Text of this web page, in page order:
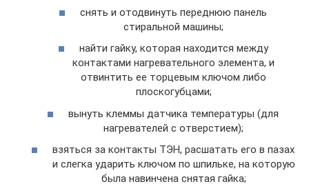
снять и отодвинуть переднюю панель
стиральной машины;
найти гайку, которая находится между
контактами нагревательного элемента, и
отвинтить ее торцевым ключом либо
плоскогубцами;
вынуть клеммы датчика температуры (для
нагревателей с отверстием);
взяться за контакты ТЭН, расшатать его в пазах
и слегка ударить ключом по шпильке, на которую
была навинчена снятая гайка;